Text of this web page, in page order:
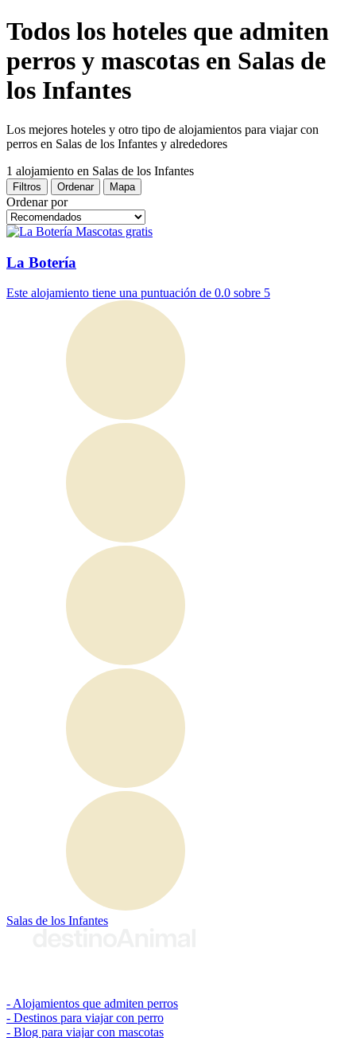
Todos los hoteles que admiten
perros y mascotas en Salas de
los Infantes
Los mejores hoteles y otro tipo de alojamientos para viajar con
perros en Salas de los Infantes y alrededores
1 alojamiento en Salas de los Infantes
Filtros Ordenar Mapa
Ordenar por
Mascotas gratis
La Botería
Este alojamiento tiene una puntuación de 0.0 sobre 5
Salas de los Infantes
Alojamientos que admiten perros
Destinos para viajar con perro
Blog para viajar con mascotas